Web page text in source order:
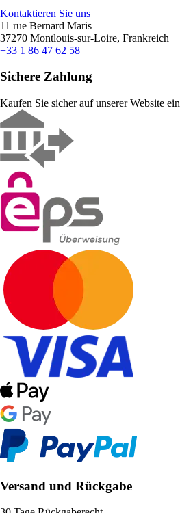
Kontaktieren Sie uns
11 rue Bernard Maris
37270 Montlouis-sur-Loire, Frankreich
+33 1 86 47 62 58
Sichere Zahlung
Kaufen Sie sicher auf unserer Website ein
Versand und Rückgabe